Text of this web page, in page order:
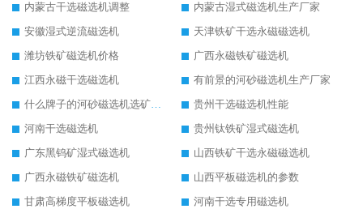
内蒙古干选磁选机调整
内蒙古湿式磁选机生产厂家
安徽湿式逆流磁选机
天津铁矿干选永磁磁选机
潍坊铁矿磁选机价格
广西永磁铁矿磁选机
江西永磁干选磁选机
有前景的河砂磁选机生产厂家
什么牌子的河砂磁选机选矿效果好
贵州干选磁选机性能
河南干选磁选机
贵州钛铁矿湿式磁选机
广东黑钨矿湿式磁选机
山西铁矿干选永磁磁选机
广西永磁铁矿磁选机
山西平板磁选机的参数
甘肃高梯度平板磁选机
河南干选专用磁选机